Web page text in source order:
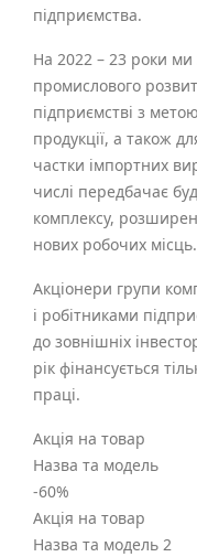
підприємства.
На 2022 – 23 роки
промислового
підприємстві з
продукції, а також
частки імпортних
числі передбачає
комплексу,
нових робочих місць.
Акціонери групи
і робітниками
до зовнішніх
рік фінансується
праці.
Акція на товар
Назва та модель
-60%
Акція на товар
Назва та модель 2